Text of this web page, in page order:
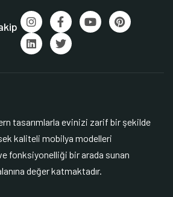
tasarımlarla evinizi zarif bir şekilde
kaliteli mobilya modelleri
fonksiyonelliği bir arada sunan
değer katmaktadır.